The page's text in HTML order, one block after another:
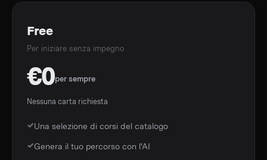
Free
Per iniziare senza impegno
€0per sempre
Nessuna carta richiesta
Una selezione di corsi del catalogo
Genera il tuo percorso con l'AI